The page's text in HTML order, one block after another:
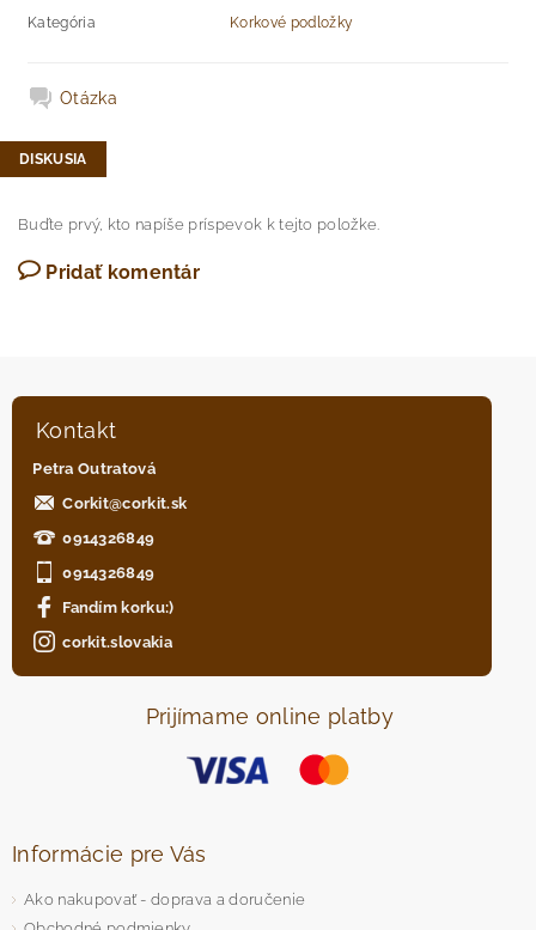
Kategória Korkové podložky
Otázka
DISKUSIA
Buďte prvý, kto napíše príspevok k tejto položke.
Pridať komentár
Kontakt
Petra Outratová
Corkit@corkit.sk
0914326849
0914326849
Fandím korku:)
corkit.slovakia
Prijímame online platby
Informácie pre Vás
Ako nakupovať - doprava a doručenie